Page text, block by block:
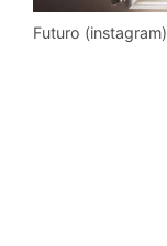
Futuro (instagram)